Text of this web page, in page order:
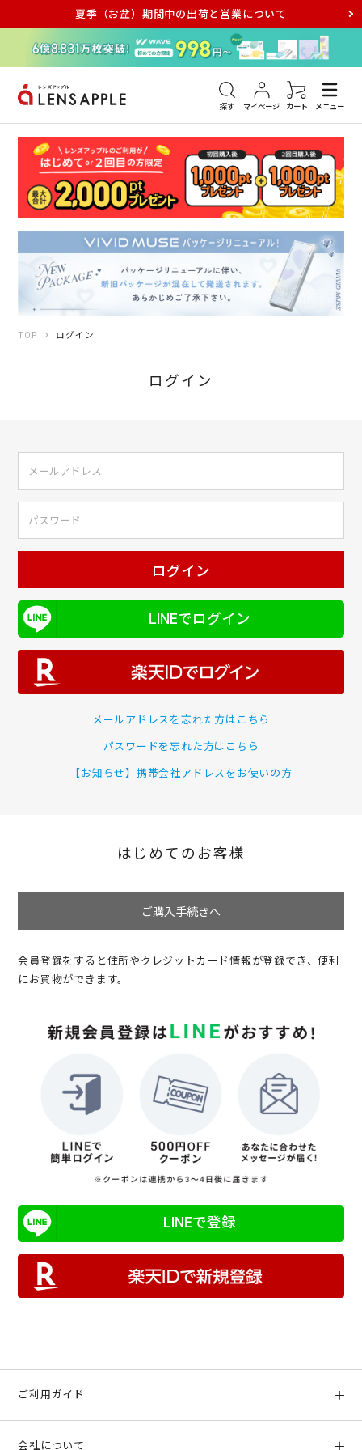
夏季（お盆）期間中の出荷と営業について
探す マイページ カート メニュー
アキュビュー メダリスト メガネ
TOP ログイン
ログイン
ログイン
LINEでログイン
メールアドレスを忘れた方はこちら
パスワードを忘れた方はこちら
【お知らせ】携帯会社アドレスをお使いの方
はじめてのお客様
ご購入手続きへ
会員登録をすると住所やクレジットカード情報が登録でき、便利
にお買物ができます。
LINEで登録
ご利用ガイド
会社について